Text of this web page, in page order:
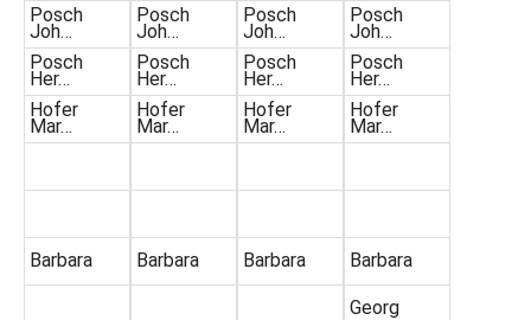
Posch
Joh…
Posch
Her…
Hofer
Mar…
Barbara
Posch
Joh…
Posch
Her…
Hofer
Mar…
Barbara
Posch
Joh…
Posch
Her…
Hofer
Mar…
Barbara
Posch
Joh…
Posch
Her…
Hofer
Mar…
Barbara
Georg